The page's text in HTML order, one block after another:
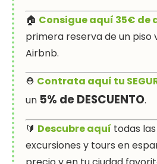
🏠 Consigue aquí 35€ de
primera reserva de un piso
Airbnb.
⛑ Contrata aquí tu
un 5% de DESCUENTO.
🔰 Descubre aquí todas
excursiones y tours en